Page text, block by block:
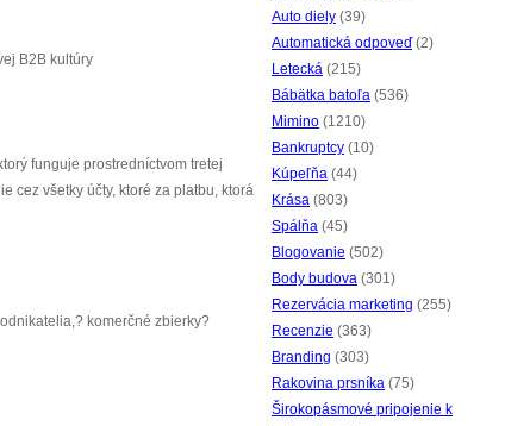
B2B kultúry
funguje prostredníctvom tretej
cez všetky účty, ktoré za platbu, ktorá
komerčné zbierky?
Auto diely (39)
Automatická odpoveď(2)
Letecká (215)
Bábätka batoľa (536)
Mimino (1210)
Bankruptcy (10)
Kúpeľňa (44)
Krása (803)
Spálňa (45)
Blogovanie (502)
Body budova (301)
Rezervácia marketing (255)
Recenzie (363)
Branding (303)
Rakovina prsníka (75)
Širokopásmové pripojenie k